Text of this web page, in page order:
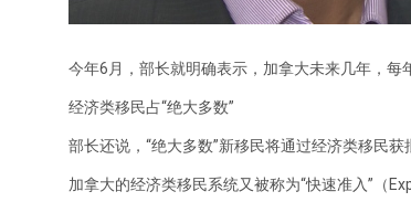
今年6月，部长就明确表示，加拿大未来几年，每
经济类移民占“绝大多数”
部长还说，“绝大多数”新移民将通过经济类移民
加拿大的经济类移民系统又被称为“快速准入”（